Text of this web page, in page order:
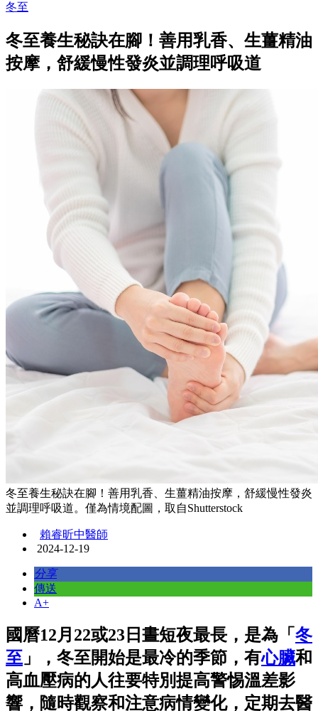
冬至
冬至養生秘訣在腳！善用乳香、生薑精油
按摩，舒緩慢性發炎並調理呼吸道
冬至養生秘訣在腳！善用乳香、生薑精油按摩，舒緩慢性發炎
並調理呼吸道。僅為情境配圖，取自Shutterstock
賴睿昕中醫師
2024-12-19
分享
傳送
A+
國曆12月22或23日晝短夜最長，是為「 冬
至 」，冬至開始是最冷的季節，有心臟和
高血壓病的人往要特別提高警惕溫差影
響，隨時觀察和注意病情變化，定期去醫